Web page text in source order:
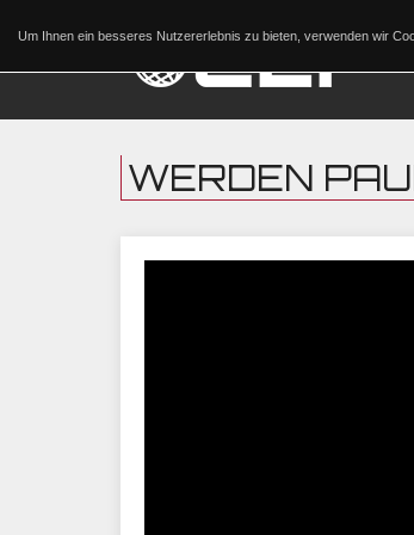
Um Ihnen ein besseres Nutzererlebnis zu bieten, verwenden wir
WERDEN